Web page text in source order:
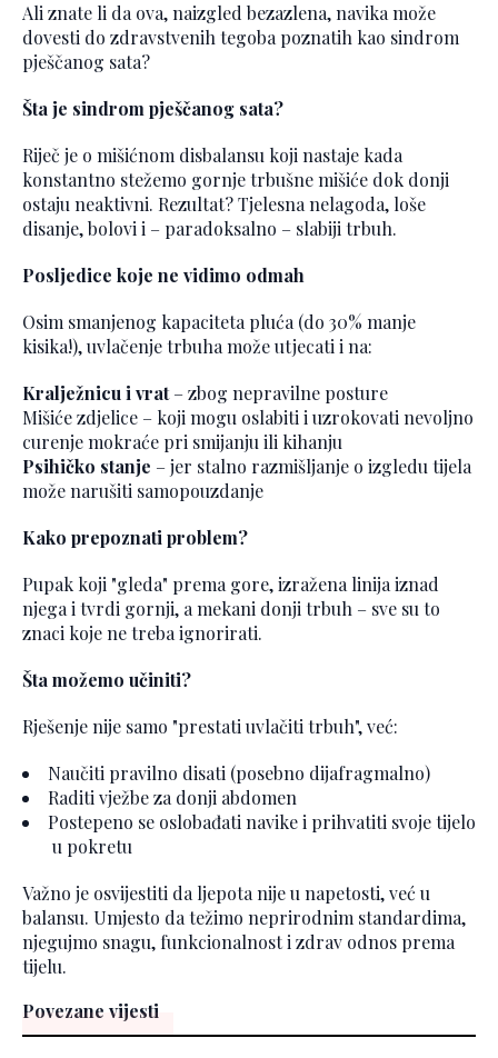
Ali znate li da ova, naizgled bezazlena, navika može
dovesti do zdravstvenih tegoba poznatih kao sindrom
pješčanog sata?
Šta je sindrom pješčanog sata?
Riječ je o mišićnom disbalansu koji nastaje kada
konstantno stežemo gornje trbušne mišiće dok donji
ostaju neaktivni. Rezultat? Tjelesna nelagoda, loše
disanje, bolovi i – paradoksalno – slabiji trbuh.
Posljedice koje ne vidimo odmah
Osim smanjenog kapaciteta pluća (do 30% manje
kisika!), uvlačenje trbuha može utjecati i na:
Kralježnicu i vrat– zbog nepravilne posture
Mišiće zdjelice – koji mogu oslabiti i uzrokovati nevoljno
curenje mokraće pri smijanju ili kihanju
Psihičko stanje – jer stalno razmišljanje o izgledu tijela
može narušiti samopouzdanje
Kako prepoznati problem?
Pupak koji "gleda" prema gore, izražena linija iznad
njega i tvrdi gornji, a mekani donji trbuh – sve su to
znaci koje ne treba ignorirati.
Šta možemo učiniti?
Rješenje nije samo "prestati uvlačiti trbuh", već:
Naučiti pravilno disati (posebno dijafragmalno)
Raditi vježbe za donji abdomen
Postepeno se oslobađati navike i prihvatiti svoje tijelo
u pokretu
Važno je osvijestiti da ljepota nije u napetosti, već u
balansu. Umjesto da težimo neprirodnim standardima,
njegujmo snagu, funkcionalnost i zdrav odnos prema
tijelu.
Povezane vijesti